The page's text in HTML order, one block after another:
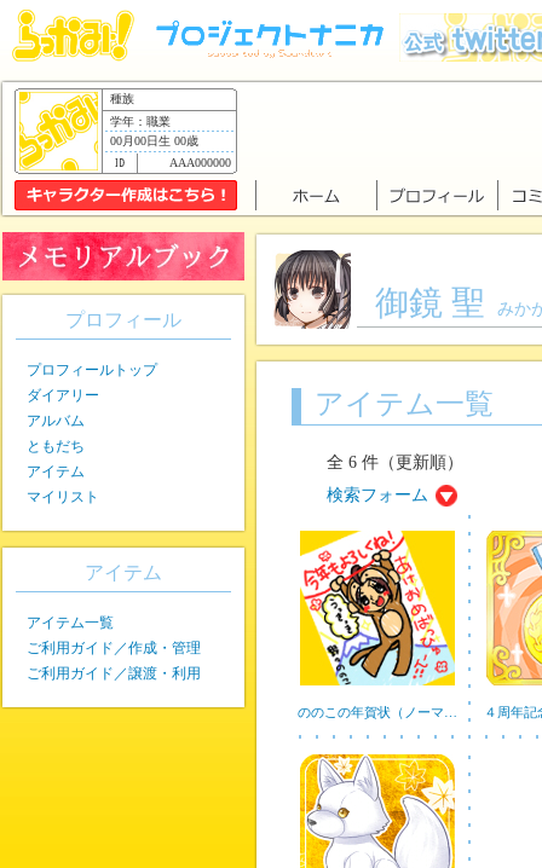
種族
学年：職業
00月00日生 00歳
AAA000000
御鏡 聖 みか
アイテム一覧
全 6 件（更新順）
検索フォーム
ののこの年賀状（ノーマ… ４周年
プロフィール
プロフィールトップ
ダイアリー
アルバム
ともだち
アイテム
マイリスト
アイテム
アイテム一覧
ご利用ガイド／作成・管理
ご利用ガイド／譲渡・利用